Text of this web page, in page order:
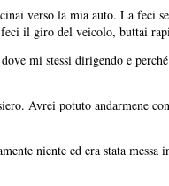
verso la mia auto. La feci
il giro del veicolo, buttai
mi stessi dirigendo e
Avrei potuto andarmene
niente ed era stata